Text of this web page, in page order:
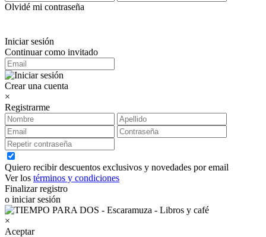
Olvidé mi contraseña
Iniciar sesión
Continuar como invitado
Crear una cuenta
×
Registrarme
Quiero recibir descuentos exclusivos y novedades por email
Ver los términos y condiciones
Finalizar registro
o iniciar sesión
×
Aceptar